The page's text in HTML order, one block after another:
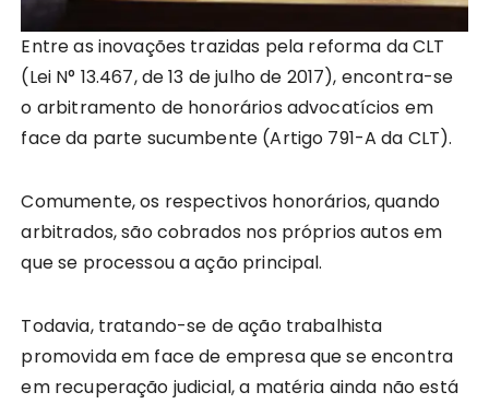
Entre as inovações trazidas pela reforma da CLT
(Lei N° 13.467, de 13 de julho de 2017), encontra-se
o arbitramento de honorários advocatícios em
face da parte sucumbente (Artigo 791-A da CLT).
Comumente, os respectivos honorários, quando
arbitrados, são cobrados nos próprios autos em
que se processou a ação principal.
Todavia, tratando-se de ação trabalhista
promovida em face de empresa que se encontra
em recuperação judicial, a matéria ainda não está